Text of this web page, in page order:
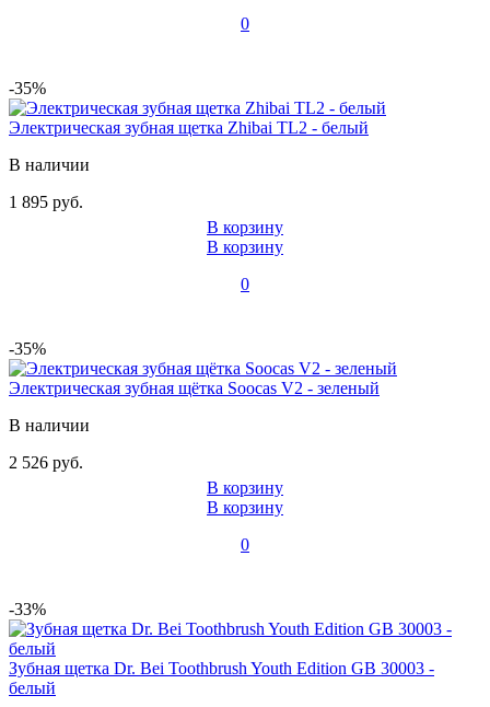
0
-35%
Электрическая зубная щетка Zhibai TL2 - белый
В наличии
1 895 руб.
В корзину
В корзину
0
-35%
Электрическая зубная щётка Soocas V2 - зеленый
В наличии
2 526 руб.
В корзину
В корзину
0
-33%
Зубная щетка Dr. Bei Toothbrush Youth Edition GB 30003 -
белый